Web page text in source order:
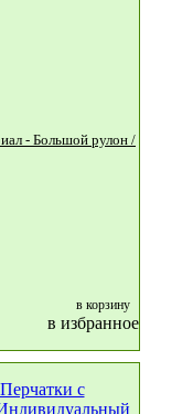
в корзину
в избранное